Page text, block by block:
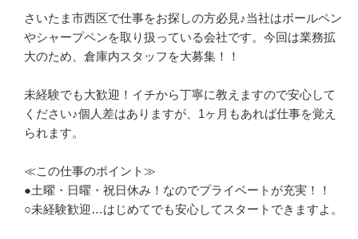
さいたま市西区で仕事をお探しの方必見♪当社はボールペン
やシャープペンを取り扱っている会社です。今回は業務拡
大のため、倉庫内スタッフを大募集！！
未経験でも大歓迎！イチから丁寧に教えますので安心して
ください♪個人差はありますが、1ヶ月もあれば仕事を覚え
られます。
≪この仕事のポイント≫
●土曜・日曜・祝日休み！なのでプライベートが充実！！
○未経験歓迎…はじめてでも安心してスタートできますよ。